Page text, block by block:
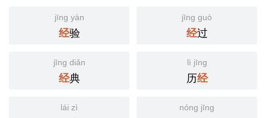
jīng yàn
经验
jīng guò
经过
jīng diǎn
经典
lì jīng
历经
lái zì nóng jīng